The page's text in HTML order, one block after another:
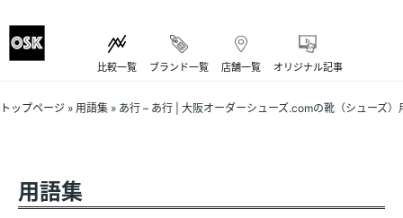
比較一覧 ブランド一覧 店舗一覧 オリジナル記事
トップページ » 用語集 » あ行 – あ行 | 大阪オーダーシューズ.comの靴（シューズ）
用語集